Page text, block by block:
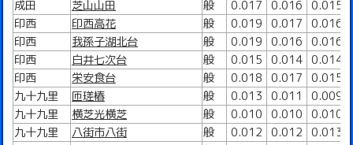
成田
芝山山田 般 0.017 0.016 0.015
印西
印西高花 般 0.019 0.017 0.016
印西
我孫子湖北台 般 0.019 0.016 0.016
印西
白井七次台 般 0.015 0.014 0.014
印西
栄安食台 般 0.018 0.017 0.015
九十九里
匝瑳椿 般 0.013 0.011 0.009
九十九里
横芝光横芝 般 0.010 0.010 0.010
九十九里
八街市八街 般 0.012 0.012 0.013